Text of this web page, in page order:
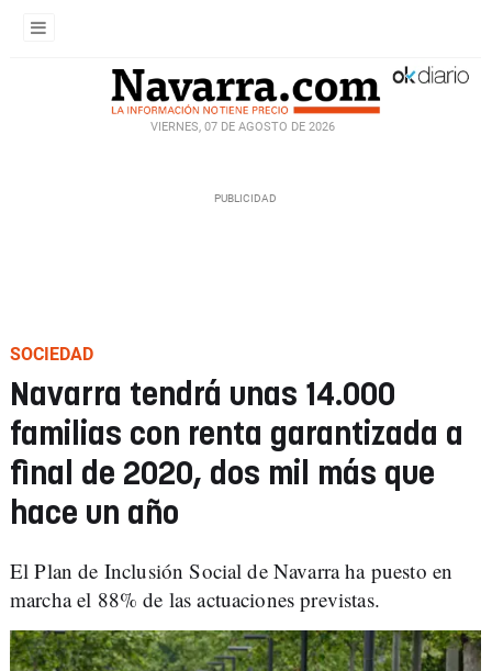
VIERNES, 07 DE AGOSTO DE 2026
SOCIEDAD
Navarra tendrá unas 14.000
familias con renta garantizada a
final de 2020, dos mil más que
hace un año
El Plan de Inclusión Social de Navarra ha puesto en
marcha el 88% de las actuaciones previstas.